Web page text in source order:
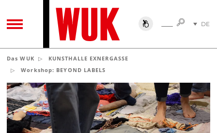
TOGGLE NAVIGATIONSUCHESUCHE
DE
Das WUK
KUNSTHALLE EXNERGASSE
Workshop: BEYOND LABELS